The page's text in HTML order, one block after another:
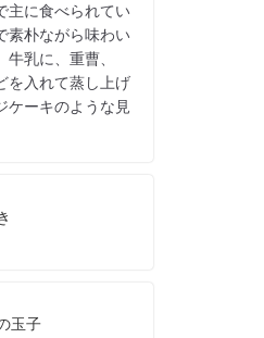
主に食べられてい
素朴ながら味わい
乳に、重曹、
を入れて蒸し上げ
ケーキのような見
玉子